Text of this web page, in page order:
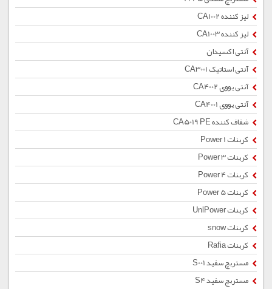
لیز کننده CA1002
لیز کننده CA1003
آنتی اکسیدان
آنتی استاتیک CA3001
آنتی یووی CA4002
آنتی یووی CA4001
شفاف کننده CA5019 PE
کربنات Power 1
کربنات Power 3
کربنات Power 4
کربنات Power 5
کربنات UnlPower
کربنات snow
کربنات Rafia
مستربچ سفید S001
مستربچ سفید S4